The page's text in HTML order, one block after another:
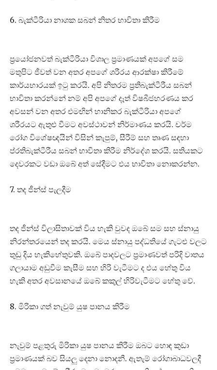
6. බැක්ටීරියා නාශක සබන් නිතර භාවිතා කිරීම
ප්‍රයෝජනවත් බැක්ටීරියා විශාල ප්‍රමාණයක් අපගේ සම
මතුපිට ජීවත් වන අතර අපගේ ශරීරය ආරක්ෂා කිරීමේ
කාර්යභාරයක් ඉටු කරයි. අපි නිතරම ප්‍රතිබැක්ටීරීය සබන්
භාවිතා කරන්නේ නම් අපි අපගේ දෑත් විෂබීජහරණය කර
අවසන් වන අතර එමඟින් හානිකර බැක්ටීරියා අපගේ
ශරීරයට ඇතුළු වීමට අවස්ථාවන් නිර්මාණය කරයි. චර්ම
රෝග විශේෂඥයින් විසින් කැපුම්, සීරීම් සහ තෘණ සඳහා
ප්රතිබැක්ටීරීය සබන් භාවිතා කිරීම නිර්දේශ කරයි. සතියකට
දෙවරකට වඩා ඔබේ අත් සේදීමට එය භාවිතා නොකරන්න.
7. තද ජීන්ස් පැලදීම
තද ජීන්ස් විලාසිතාවක් විය හැකි වුවද ඔබේ සම සහ ස්නායු
නිරන්තරයෙන් තද කරයි. මෙය ස්නායු පද්ධතියේ ගැටළු වලට
තුඩු දිය හැකිහේතුවකි. ඔබේ පාදවලට ප්‍රමාණවත් පරිදි වාතය
ගලායාම අඩුවීම කැසීම සහ හිරි වැටීමට ද එය හේතු විය
හැකි අතර අවසානයේ ඔබේ කකුල් හිරිවැටීමට හේතු වේ.
8. මිරිකා ගත් නැවුම් යුෂ පානය කිරීම
නැවුම් පළතුරු මිරිකා යුෂ පානය කිරීම ඔබට හොඳ කුඩා
ප්‍රමාණයක් බව සියලු දෙනා නොදනී. ඇතැම් රෝගාබාධවලදී